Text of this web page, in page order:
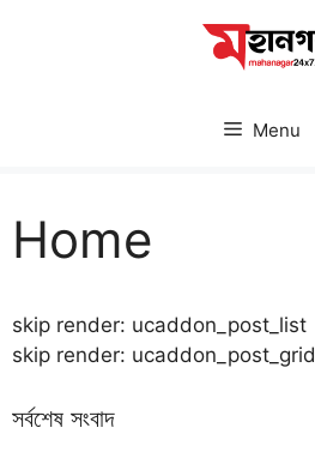
Menu
Home
skip render: ucaddon_post_list
skip render: ucaddon_post_grid
সর্বশেষ সংবাদ